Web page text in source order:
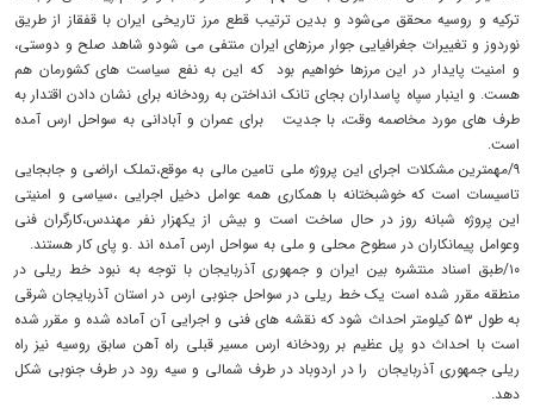
ترکیه و روسیه محقق می‌شود و بدین ترتیب قطع مرز تاریخی ایران با قفقاز از طریق
نوردوز و تغییرات جغرافیایی جوار مرزهای ایران منتفی می شودو شاهد صلح و دوستی،
و امنیت پایدار در این مرزها خواهیم بود که این به نفع سیاست های کشورمان هم
هست. و اینبار سپاه پاسداران بجای تانک انداختن به رودخانه برای نشان دادن اقتدار به
طرف های مورد مخاصمه وقت، با جدیت برای عمران و آبادانی به سواحل ارس آمده
است.
۹/مهمترین مشکلات اجرای این پروژه ملی تامین مالی به موقع،تملک اراضی و جابجایی
تاسیسات است که خوشبختانه با همکاری همه عوامل دخیل اجرایی ،سیاسی و امنیتی
این پروژه شبانه روز در حال ساخت است و بیش از یکهزار نفر مهندس،کارگران فنی
وعوامل پیمانکاران در سطوح محلی و ملی به سواحل ارس آمده اند .و پای کار هستند.
۱۰/طبق اسناد منتشره بین ایران و جمهوری آذربایجان با توجه به نبود خط ریلی در
منطقه مقرر شده است یک خط ریلی در سواحل جنوبی ارس در استان آذربایجان شرقی
به طول ۵۳ کیلومتر احداث شود که نقشه های فنی و اجرایی آن آماده شده و مقرر شده
است با احداث دو پل عظیم بر رودخانه ارس مسیر قبلی راه آهن سابق روسیه نیز راه
ریلی جمهوری آذربایجان را در اردوباد در طرف شمالی و سیه رود در طرف جنوبی شکل
دهد.